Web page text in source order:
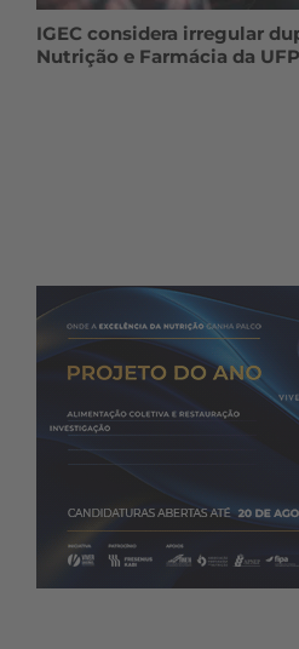
IGEC considera irregular
Nutrição e Farmácia da UFP